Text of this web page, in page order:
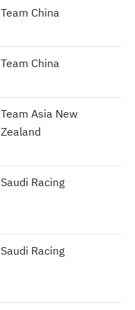
Team China
Team China
Team Asia New
Zealand
Saudi Racing
Saudi Racing